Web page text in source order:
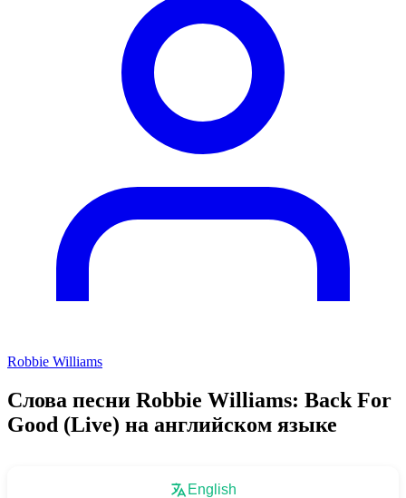
Robbie Williams
Слова песни Robbie Williams: Back For
Good (Live) на английском языке
English